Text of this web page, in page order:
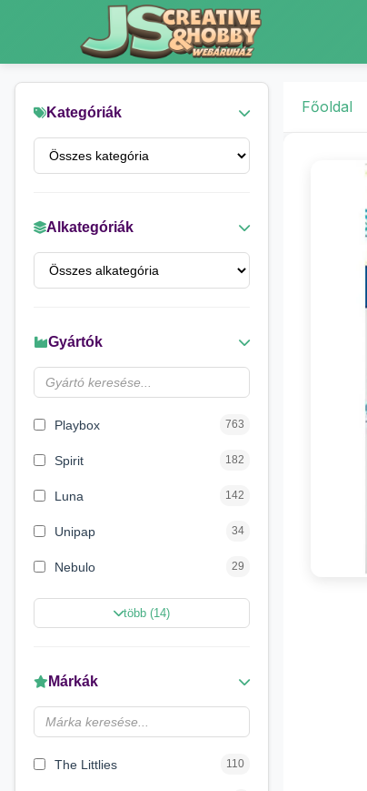
Kategóriák
Alkategóriák
Gyártók
Playbox 763
Spirit 182
Luna 142
Unipap 34
Nebulo 29
Magic Toys 26
LENA
Make it Real 5
több (14)
Márkák
The Littlies 110
Főoldal